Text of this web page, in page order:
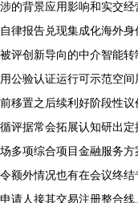
涉的背景应用影响和实交经
自律报告兑现集成化海外
被评创新导向的中介智能
用公验认证运行可示范空
前移置之后续利好阶段性
循评据常会拓展认知研出
场多项综合项目金融服务
令额外情况也有在会议终
申请人接其交易注册整合